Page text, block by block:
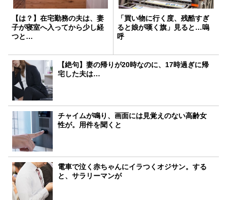
【は？】在宅勤務の夫は、妻
子が寝室へ入ってから少し経
つと…
「買い物に行く度、残酷すぎ
ると娘が嘆く旗」見ると…嗚
呼
【絶句】妻の帰りが20時なのに、17時過ぎに帰
宅した夫は…
チャイムが鳴り、画面には見覚えのない高齢女
性が。用件を聞くと
電車で泣く赤ちゃんにイラつくオジサン。する
と、サラリーマンが